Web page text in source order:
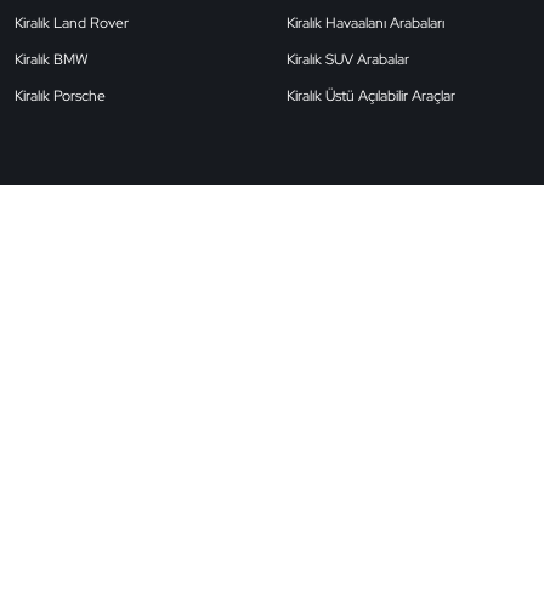
Kiralık Land Rover
Kiralık BMW
Kiralık Porsche
Kiralık Havaalanı Arabaları
Kiralık SUV Arabalar
Kiralık Üstü Açılabilir Araçlar